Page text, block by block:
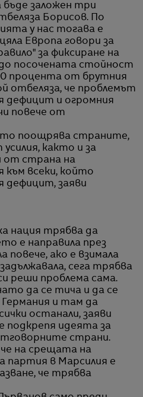
заложен три
Борисов. По
у нас тогава е
Европа говори за
за фиксиране на
посочената стойност
процента от брутния
отбеляза, че проблемът
дефицит и огромния
повече от
поощрява страните,
както и за
от страна на
към всеки, който
дефицит, заяви
нация трябва да
е направила през
повече, ако е взимала
сега трябва
реши проблема сама.
да се тича и да се
и там да
останали, заяви
подкрепя идеята за
страни.
на срещата на
партия в Марсилия е
че трябва